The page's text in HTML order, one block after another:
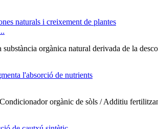
orgànica natural derivada de la
orgànic de sòls / Additiu